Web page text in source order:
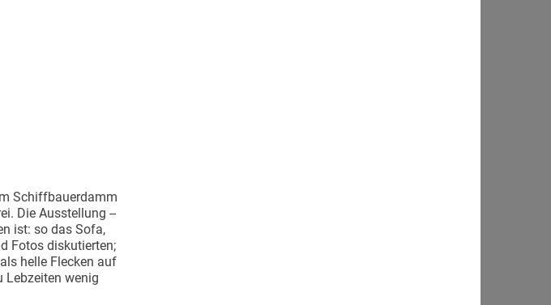
Schiffbauerdamm
Die Ausstellung --
ist: so das Sofa,
Fotos diskutierten;
helle Flecken auf
Lebzeiten wenig